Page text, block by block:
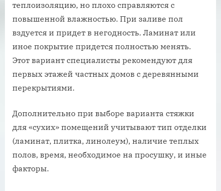
теплоизоляцию, но плохо справляются с
повышенной влажностью. При заливе пол
вздуется и придет в негодность. Ламинат или
иное покрытие придется полностью менять.
Этот вариант специалисты рекомендуют для
первых этажей частных домов с деревянными
перекрытиями.
Дополнительно при выборе варианта стяжки
для «сухих» помещений учитывают тип отделки
(ламинат, плитка, линолеум), наличие теплых
полов, время, необходимое на просушку, и иные
факторы.